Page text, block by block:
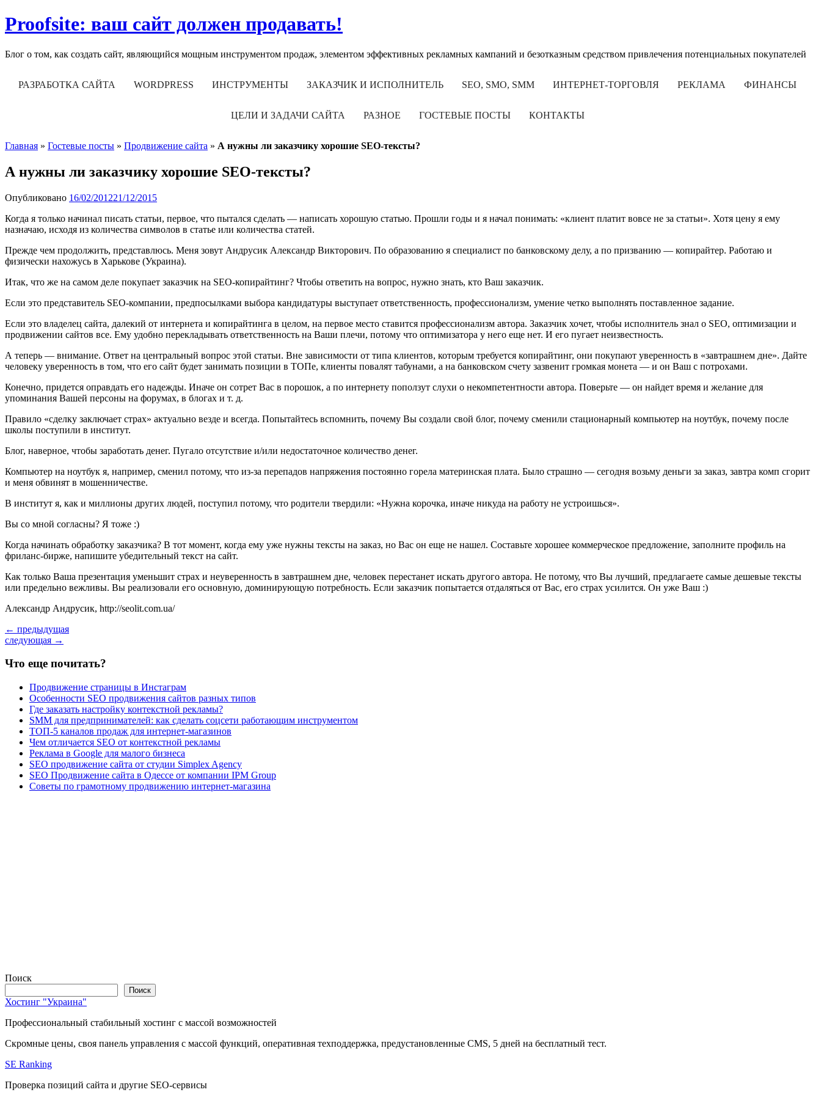
Skip
to
Proofsite: ваш cайт должен продавать!
Блог о том, как создать сайт, являющийся мощным инструментом продаж, элементом эффективных рекламных кампаний и безотказным средством привлечения потенциальных покупателей
РАЗРАБОТКА САЙТА WORDPRESS ИНСТРУМЕНТЫ ЗАКАЗЧИК И ИСПОЛНИТЕЛЬ SEO, SMO, SMM ИНТЕРНЕТ-ТОРГОВЛЯ РЕКЛАМА ФИНАНСЫ
ЦЕЛИ И ЗАДАЧИ САЙТА РАЗНОЕ ГОСТЕВЫЕ ПОСТЫ КОНТАКТЫ
Главная » Гостевые посты » Продвижение сайта » А нужны ли заказчику хорошие SEO-тексты?
А нужны ли заказчику хорошие SEO-тексты?
Опубликовано 16/02/201221/12/2015
Когда я только начинал писать статьи, первое, что пытался сделать — написать хорошую статью. Прошли годы и я начал понимать: «клиент платит вовсе не за статьи». Хотя цену я ему
назначаю, исходя из количества символов в статье или количества статей.
Прежде чем продолжить, представлюсь. Меня зовут Андрусик Александр Викторович. По образованию я специалист по банковскому делу, а по призванию — копирайтер. Работаю и
физически нахожусь в Харькове (Украина).
Итак, что же на самом деле покупает заказчик на SEO-копирайтинг? Чтобы ответить на вопрос, нужно знать, кто Ваш заказчик.
Если это представитель SEO-компании, предпосылками выбора кандидатуры выступает ответственность, профессионализм, умение четко выполнять поставленное задание.
Если это владелец сайта, далекий от интернета и копирайтинга в целом, на первое место ставится профессионализм автора. Заказчик хочет, чтобы исполнитель знал о SEO, оптимизации и
продвижении сайтов все. Ему удобно перекладывать ответственность на Ваши плечи, потому что оптимизатора у него еще нет. И его пугает неизвестность.
А теперь — внимание. Ответ на центральный вопрос этой статьи. Вне зависимости от типа клиентов, которым требуется копирайтинг, они покупают уверенность в «завтрашнем дне». Дайте
человеку уверенность в том, что его сайт будет занимать позиции в ТОПе, клиенты повалят табунами, а на банковском счету зазвенит громкая монета — и он Ваш с потрохами.
Конечно, придется оправдать его надежды. Иначе он сотрет Вас в порошок, а по интернету поползут слухи о некомпетентности автора. Поверьте — он найдет время и желание для
упоминания Вашей персоны на форумах, в блогах и т. д.
Правило «сделку заключает страх» актуально везде и всегда. Попытайтесь вспомнить, почему Вы создали свой блог, почему сменили стационарный компьютер на ноутбук, почему после
школы поступили в институт.
Блог, наверное, чтобы заработать денег. Пугало отсутствие и/или недостаточное количество денег.
Компьютер на ноутбук я, например, сменил потому, что из-за перепадов напряжения постоянно горела материнская плата. Было страшно — сегодня возьму деньги за заказ, завтра комп сгорит
и меня обвинят в мошенничестве.
В институт я, как и миллионы других людей, поступил потому, что родители твердили: «Нужна корочка, иначе никуда на работу не устроишься».
Вы со мной согласны? Я тоже :)
Когда начинать обработку заказчика? В тот момент, когда ему уже нужны тексты на заказ, но Вас он еще не нашел. Составьте хорошее коммерческое предложение, заполните профиль на
фриланс-бирже, напишите убедительный текст на сайт.
Как только Ваша презентация уменьшит страх и неуверенность в завтрашнем дне, человек перестанет искать другого автора. Не потому, что Вы лучший, предлагаете самые дешевые тексты
или предельно вежливы. Вы реализовали его основную, доминирующую потребность. Если заказчик попытается отдаляться от Вас, его страх усилится. Он уже Ваш :)
Александр Андрусик, http://seolit.com.ua/
← предыдущая
следующая →
Что еще почитать?
Продвижение страницы в Инстаграм
Особенности SEO продвижения сайтов разных типов
Где заказать настройку контекстной рекламы?
SMM для предпринимателей: как сделать соцсети работающим инструментом
ТОП-5 каналов продаж для интернет-магазинов
Чем отличается SEO от контекстной рекламы
Реклама в Google для малого бизнеса
SEO продвижение сайта от студии Simplex Agency
SEO Продвижение сайта в Одессе от компании IPM Group
Советы по грамотному продвижению интернет-магазина
Поиск
Поиск
Хостинг "Украина"
Профессиональный стабильный хостинг с массой возможностей
Скромные цены, своя панель управления с массой функций, оперативная техподдержка, предустановленные CMS, 5 дней на бесплатный тест.
SE Ranking
Проверка позиций сайта и другие SEO-сервисы